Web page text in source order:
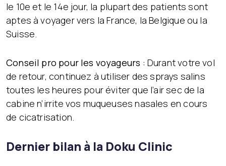
le 10e et le 14e jour, la plupart des patients sont
aptes à voyager vers la France, la Belgique ou la
Suisse.
Conseil pro pour les voyageurs : Durant votre vol
de retour, continuez à utiliser des sprays salins
toutes les heures pour éviter que l’air sec de la
cabine n’irrite vos muqueuses nasales en cours
de cicatrisation.
Dernier bilan à la Doku Clinic